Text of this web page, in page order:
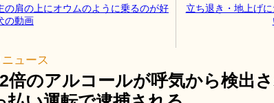
の肩の上にオウムのように乗るのが好
の動画
立ち退き・地上げ
ュース
倍のアルコールが呼気から検出